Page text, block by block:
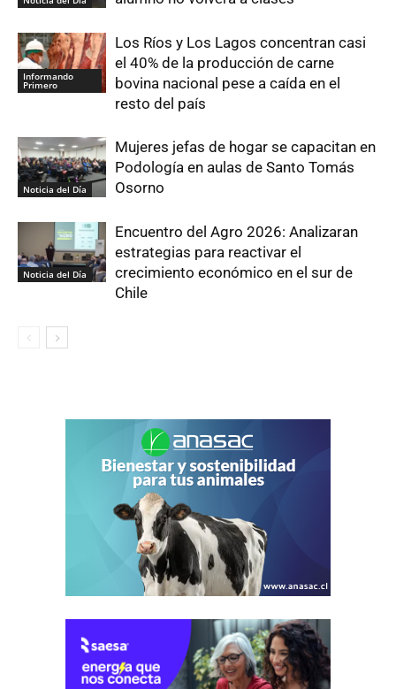
Informando
Primero
Los Ríos y Los Lagos concentran casi
el 40% de la producción de carne
bovina nacional pese a caída en el
resto del país
Noticia del Día
Mujeres jefas de hogar se capacitan en
Podología en aulas de Santo Tomás
Osorno
Noticia del Día
Encuentro del Agro 2026: Analizaran
estrategias para reactivar el
crecimiento económico en el sur de
Chile